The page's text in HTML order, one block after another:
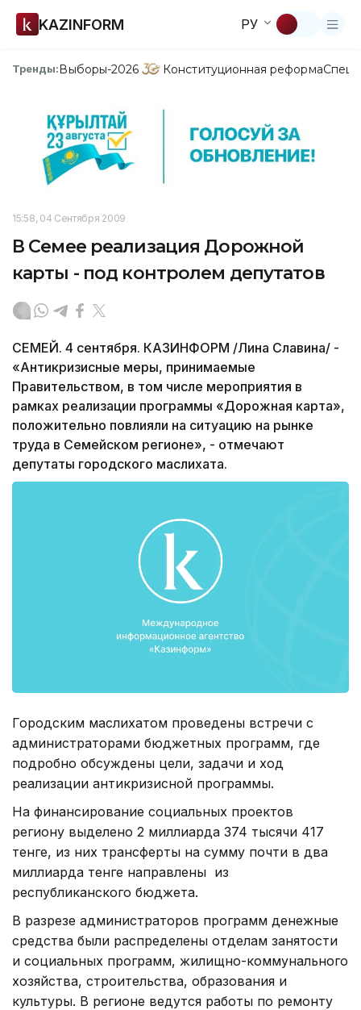
KAZINFORM РУ
Тренды:Выборы-2026 Конституционная реформа
15:58, 04 Сентября 2009
В Семее реализация Дорожной
карты - под контролем депутатов
СЕМЕЙ. 4 сентября. КАЗИНФОРМ /Лина Славина/ -
«Антикризисные меры, принимаемые
Правительством, в том числе мероприятия в
рамках реализации программы «Дорожная карта»,
положительно повлияли на ситуацию на рынке
труда в Семейском регионе», - отмечают
депутаты городского маслихата.
Городским маслихатом проведены встречи с
администраторами бюджетных программ, где
подробно обсуждены цели, задачи и ход
реализации антикризисной программы.
На финансирование социальных проектов
региону выделено 2 миллиарда 374 тысячи 417
тенге, из них трансферты на сумму почти в два
миллиарда тенге направлены из
республиканского бюджета.
В разрезе администраторов программ денежные
средства были распределены отделам занятости
и социальных программ, жилищно-коммунального
хозяйства, строительства, образования и
культуры. В регионе ведутся работы по ремонту